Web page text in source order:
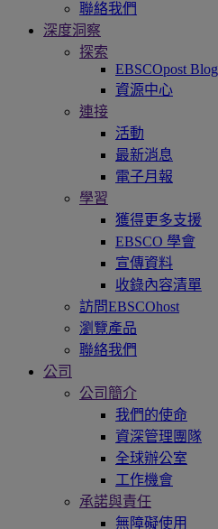
聯絡我們
深度洞察
探索
EBSCOpost Blog
資源中心
連接
活動
最新消息
電子月報
學習
獲得更多支援
EBSCO 學會
宣傳資料
收錄內容清單
訪問EBSCOhost
瀏覽產品
聯絡我們
公司
公司簡介
我們的使命
資深管理團隊
全球辦公室
工作機會
承諾與責任
無障礙使用